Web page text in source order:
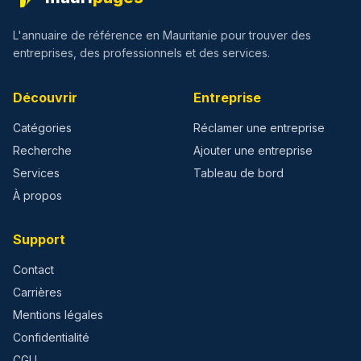
L'annuaire de référence en Mauritanie pour trouver des
entreprises, des professionnels et des services.
Découvrir
Catégories
Recherche
Services
À propos
Entreprise
Réclamer une entreprise
Ajouter une entreprise
Tableau de bord
Support
Contact
Carrières
Mentions légales
Confidentialité